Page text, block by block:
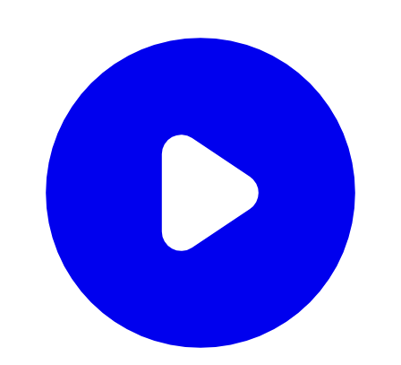
Cửa Gỗ MDF Melamine